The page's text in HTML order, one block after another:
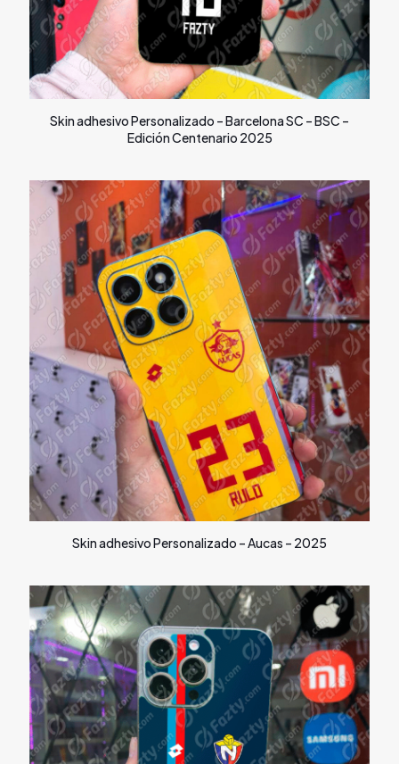
Skin adhesivo Personalizado – Barcelona SC – BSC –
Edición Centenario 2025
Skin adhesivo Personalizado – Aucas – 2025